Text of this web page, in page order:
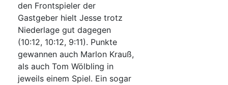
den Frontspieler der
Gastgeber hielt Jesse trotz
Niederlage gut dagegen
(10:12, 10:12, 9:11). Punkte
gewannen auch Marlon Krauß,
als auch Tom Wölbling in
jeweils einem Spiel. Ein sogar